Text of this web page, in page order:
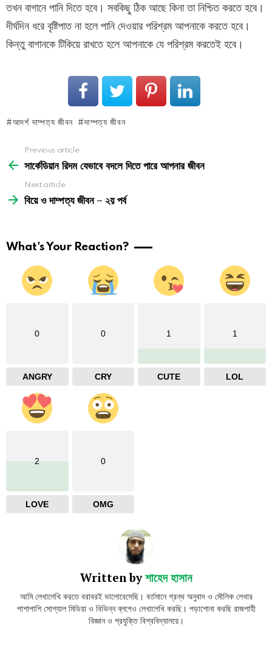
তখন বাগানে পানি দিতে হবে। সবকিছু ঠিক আছে কিনা তা নিশ্চিত করতে হবে।
দীর্ঘদিন ধরে বৃষ্টিপাত না হলে পানি দেওয়ার পরিশ্রম আপনাকে করতে হবে।
কিন্তু বাগানকে টিকিয়ে রাখতে হলে আপনাকে যে পরিশ্রম করতেই হবে।
আদর্শ দাম্পত্য জীবন দাম্পত্য জীবন
more
Previous article
সার্কেডিয়ান রিদম যেভাবে বদলে দিতে পারে আপনার জীবন
Next article
বিয়ে ও দাম্পত্য জীবন – ২য় পর্ব
What's Your Reaction?
0
ANGRY
0
CRY
1
CUTE
1
LOL
2
LOVE
0
OMG
Written byশাহেদ হাসান
আমি লেখালেখি করতে বরাবরই ভালোবেসেছি। বর্তমানে গ্রন্থ অনুবাদ ও মৌলিক লেখার
পাশাপাশি সোশ্যাল মিডিয়া ও বিভিন্ন ব্লগেও লেখালেখি করছি। পড়াশোনা করছি রাজশাহী
বিজ্ঞান ও প্রযুক্তি বিশ্ববিদ্যালয়ে।